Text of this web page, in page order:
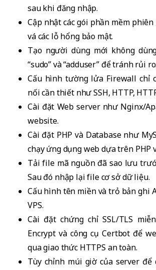
sau khi đăng nhập.
Cập nhật các gói phần mềm
vá các lỗ hổng bảo mật.
Tạo người dùng mới không
“sudo” và “adduser” để tránh rủi ro.
Cấu hình tường lửa Firewall chỉ
nối cần thiết như SSH, HTTP,
Cài đặt Web server như Nginx/
website.
Cài đặt PHP và Database như
chạy ứng dụng web dựa trên PHP
Tải file mã nguồn đã sao lưu
Sau đó nhập lại file cơ sở dữ liệu.
Cấu hình tên miền và trỏ bản ghi
VPS.
Cài đặt chứng chỉ SSL/TLS
Encrypt và công cụ Certbot để
qua giao thức HTTPS an toàn.
Tùy chỉnh múi giờ của server để